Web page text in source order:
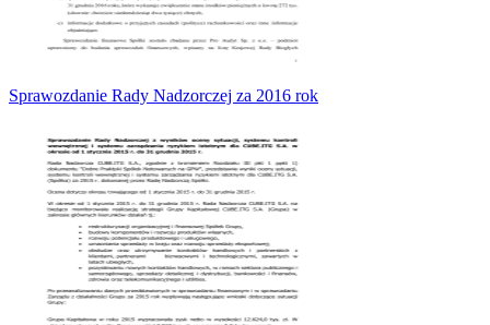
Sprawozdanie Rady Nadzorczej za 2016 rok